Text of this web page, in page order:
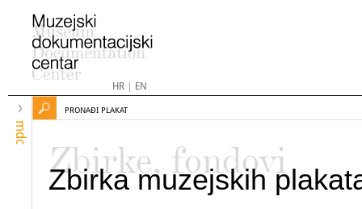
HR| EN
mdc
PRONAĐI PLAKAT
Zbirke, fondovi
Zbirka muzejskih